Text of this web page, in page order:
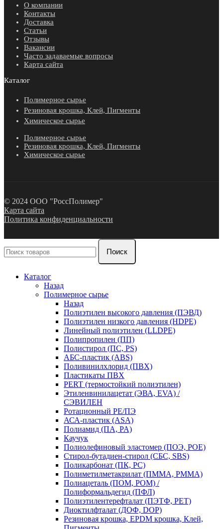
О компании
Контакты
Доставка
Статьи
Отзывы
Вакансии
Часто задаваемые вопросы
Карта сайта
Каталог
Полимерное сырье
Резиновая крошка, Клей, Пигменты
Химическое сырье
Полимерное сырье
Резиновая крошка, Клей, Пигменты
Химическое сырье
© 2024 ООО "РоссПолимер"
Карта сайта
Политика конфиденциальности
Поиск
Каталог
Назад
Полимерное сырье
Назад
Полиэтилен высокого давления (ПЭВД)
Полиэтилен низкого давления (HDPE)
Линейный полиэтилен (LLDPE)
Полипропилен (ПП)
Полистирол (ПС, PS)
АБС-пластик (ABS)
Поливинилхлорид (ПВХ)
Пластикаты ПВХ
PERT (термостойкий полиэтилен)
Этиленвинилацетат (ЭВА, EVA) /
СЭВИЛЕН
Ротационный PE/ПЭ
АСА-пластик (ASA)
Полиамид (ПА, PA)
Каучук
Полиолефиновый эластомер (ПОЭ, POE)
Стирол-бутадиен-стирол (СБС, SBS)
Поликарбонат (ПК, PC)
Полиметилметакрилат (ПММА, PMMA)
Полиацеталь (ПОМ, POM) /
Полиформальдегид (ПФЛ)
Полиэтилентерефталат (ПЭТФ, PET)
Диоктилфталат (ДОФ, DOP)
Резиновая крошка, EPDM крошка, Клей,